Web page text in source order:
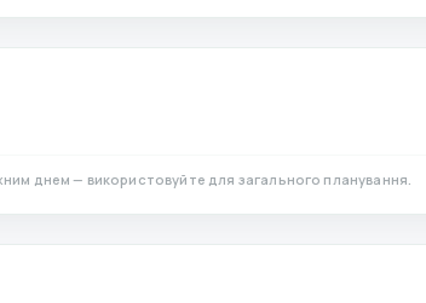
днем — використовуйте для загального планування.